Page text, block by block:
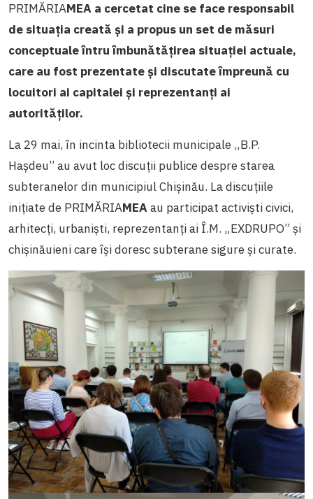
PRIMĂRIAMEA a cercetat cine se face responsabil
de situația creată și a propus un set de măsuri
conceptuale întru îmbunătățirea situației actuale,
care au fost prezentate și discutate împreună cu
locuitori ai capitalei și reprezentanți ai
autorităților.
La 29 mai, în incinta bibliotecii municipale „B.P.
Hașdeu” au avut loc discuții publice despre starea
subteranelor din municipiul Chișinău. La discuțiile
inițiate de PRIMĂRIAMEAau participat activiști civici,
arhitecți, urbaniști, reprezentanți ai Î.M. „EXDRUPO” și
chișinăuieni care își doresc subterane sigure și curate.